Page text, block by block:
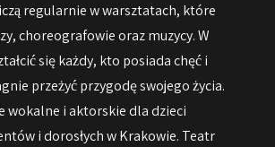
regularnie w warsztatach, które
choreografowie oraz muzycy. W
się każdy, kto posiada chęć i
przeżyć przygodę swojego życia.
wokalne i aktorskie dla dzieci
i dorosłych w Krakowie. Teatr